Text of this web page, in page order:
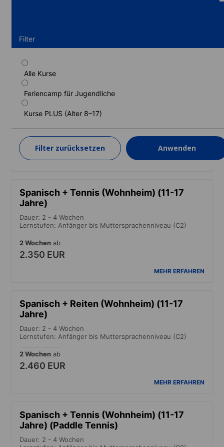
Filter
Alle Kurse
Feriencamp für Jugendliche
Kurse PLUS (Alter 8–17)
Filter zurücksetzen Anwenden
Standardprogramm Spanisch (Wohnheim)
(11-17 Jahre)
Dauer: 1 - 4 Wochen
Lernstufen: Anfänger bis Muttersprachenniveau (C2)
1.220 EUR
MEHR ERFAHREN
Spanisch + Tennis (Wohnheim) (11-17
Jahre)
Dauer: 2 - 4 Wochen
Lernstufen: Anfänger bis Muttersprachenniveau (C2)
2 Wochen ab
2.350 EUR
MEHR ERFAHREN
Spanisch + Reiten (Wohnheim) (11-17
Jahre)
Dauer: 2 - 4 Wochen
Lernstufen: Anfänger bis Muttersprachenniveau (C2)
2 Wochen ab
2.460 EUR
MEHR ERFAHREN
Spanisch + Tennis (Wohnheim) (11-17
Jahre) (Paddle Tennis)
Dauer: 2 - 4 Wochen